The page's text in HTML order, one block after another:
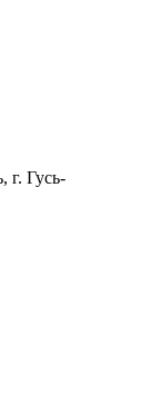
г. Гусь-